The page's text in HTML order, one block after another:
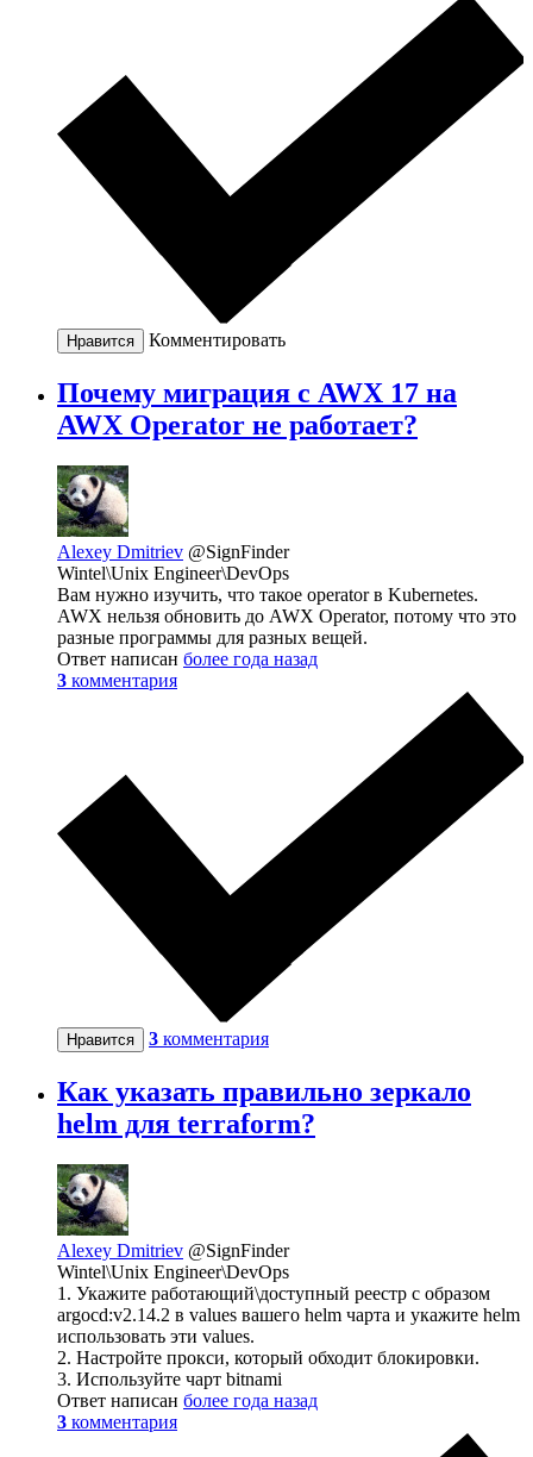
Нравится Комментировать
Почему миграция с AWX 17 на
AWX Operator не работает?
Alexey Dmitriev @SignFinder
Wintel\Unix Engineer\DevOps
Вам нужно изучить, что такое operator в Kubernetes.
AWX нельзя обновить до AWX Operator, потому что это
разные программы для разных вещей.
Ответ написан более года назад
3 комментария
Нравится 3 комментария
Как указать правильно зеркало
helm для terraform?
Alexey Dmitriev @SignFinder
Wintel\Unix Engineer\DevOps
1. Укажите работающий\доступный реестр с образом
argocd:v2.14.2 в values вашего helm чарта и укажите helm
использовать эти values.
2. Настройте прокси, который обходит блокировки.
3. Используйте чарт bitnami
Ответ написан более года назад
3 комментария